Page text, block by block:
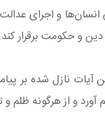
و اجرای
و حکومت برقرار کند.
آیات نازل شده بر
آورد و از هرگونه ظلم